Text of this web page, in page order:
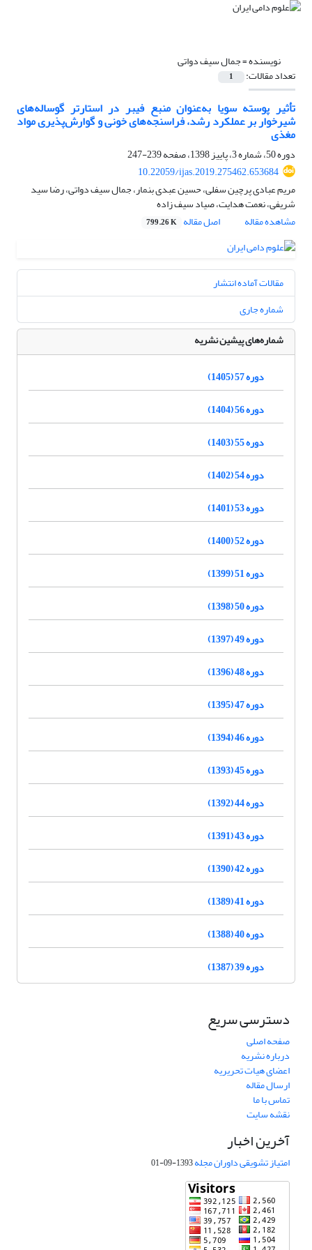
نویسنده =جمال سیف دواتی
تعداد مقالات: 1
تأثیر پوسته سویا به‌عنوان منبع فیبر در استارتر گوساله‌های
شیرخوار بر عملکرد رشد، فراسنجه‌های خونی و گوارش‌پذیری مواد
مغذی
دوره 50، شماره 3، پاییز 1398، صفحه
239-247
10.22059/ijas.2019.275462.653684
مریم عبادی پرچین سفلی، حسین عبدی بنمار، جمال سیف دواتی، رضا سید
شریفی، نعمت هدایت، صیاد سیف زاده
مشاهده مقاله
اصل مقاله 799.26 K
مقالات آماده انتشار
شماره جاری
شماره‌های پیشین نشریه
دوره 57 (1405)
دوره 56 (1404)
دوره 55 (1403)
دوره 54 (1402)
دوره 53 (1401)
دوره 52 (1400)
دوره 51 (1399)
دوره 50 (1398)
دوره 49 (1397)
دوره 48 (1396)
دوره 47 (1395)
دوره 46 (1394)
دوره 45 (1393)
دوره 44 (1392)
دوره 43 (1391)
دوره 42 (1390)
دوره 41 (1389)
دوره 40 (1388)
دوره 39 (1387)
دسترسی سریع
صفحه اصلی
درباره نشریه
اعضای هیات تحریریه
ارسال مقاله
تماس با ما
نقشه سایت
آخرین اخبار
امتیاز تشویقی داوران مجله1393-09-01